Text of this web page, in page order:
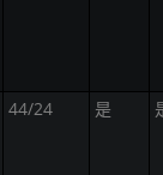
44/24 是